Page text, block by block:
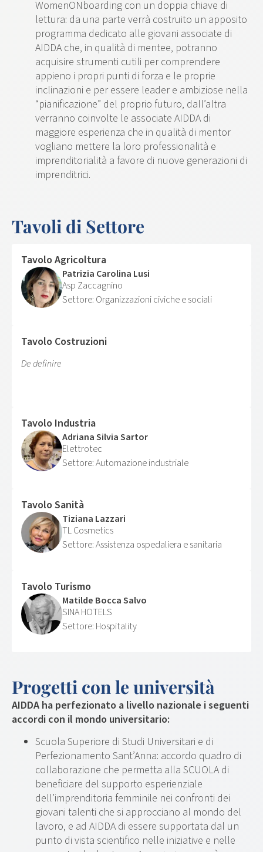
WomenONboarding con un doppia chiave di
lettura: da una parte verrà costruito un apposito
programma dedicato alle giovani associate di
AIDDA che, in qualità di mentee, potranno
acquisire strumenti cutili per comprendere
appieno i propri punti di forza e le proprie
inclinazioni e per essere leader e ambiziose nella
“pianificazione” del proprio futuro, dall’altra
verranno coinvolte le associate AIDDA di
maggiore esperienza che in qualità di mentor
vogliano mettere la loro professionalità e
imprenditorialità a favore di nuove generazioni di
imprenditrici.
Tavoli di Settore
Tavolo Agricoltura
Patrizia Carolina Lusi
Asp Zaccagnino
Organizzazioni civiche e sociali
Tavolo Costruzioni
De definire
Tavolo Industria
Adriana Silvia Sartor
Elettrotec
Automazione industriale
Tavolo Sanità
Tiziana Lazzari
TL Cosmetics
Assistenza ospedaliera e sanitaria
Tavolo Turismo
Matilde Bocca Salvo
SINA HOTELS
Hospitality
Progetti con le università
AIDDA ha perfezionato a livello nazionale i seguenti
accordi con il mondo universitario:
Scuola Superiore di Studi Universitari e di
Perfezionamento Sant’Anna: accordo quadro di
collaborazione che permetta alla SCUOLA di
beneficiare del supporto esperienziale
dell’imprenditoria femminile nei confronti dei
giovani talenti che si approcciano al mondo del
lavoro, e ad AIDDA di essere supportata dal un
punto di vista scientifico nelle iniziative e nelle